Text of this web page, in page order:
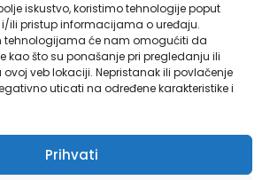
iskustvo, koristimo tehnologije poput
ili pristup informacijama o uređaju.
tehnologijama će nam omogućiti da
kao što su ponašanje pri pregledanju ili
veb lokaciji. Nepristanak ili povlačenje
uticati na određene karakteristike i
Prihvati
mjerama koje se primjenjuju u
poplave iz
2024. godine za klijente LOK
4953/03/24 od 25.10.2024. godine.